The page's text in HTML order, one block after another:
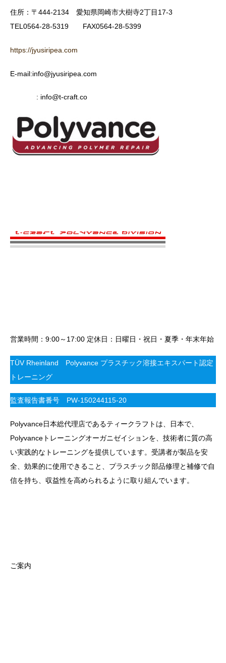
住所：〒444-2134 愛知県岡崎市大樹寺2丁目17-3
TEL0564-28-5319 FAX0564-28-5399
https://jyusiripea.com
E-mail:info@jyusiripea.com
: info@t-craft.co
営業時間：9:00～17:00 定休日：日曜日・祝日・夏季・年末年始
TÜV Rheinland Polyvance プラスチック溶接エキスパート認定
トレーニング
監査報告書番号 PW-150244115-20
Polyvance日本総代理店であるティークラフトは、日本で、
Polyvanceトレーニングオーガニゼイションを、技術者に質の高
い実践的なトレーニングを提供しています。受講者が製品を安
全、効果的に使用できること、プラスチック部品修理と補修で自
信を持ち、収益性を高められるように取り組んでいます。
ご案内